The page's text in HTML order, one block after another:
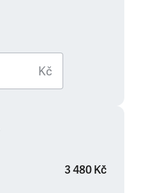
Kč
3 480 Kč